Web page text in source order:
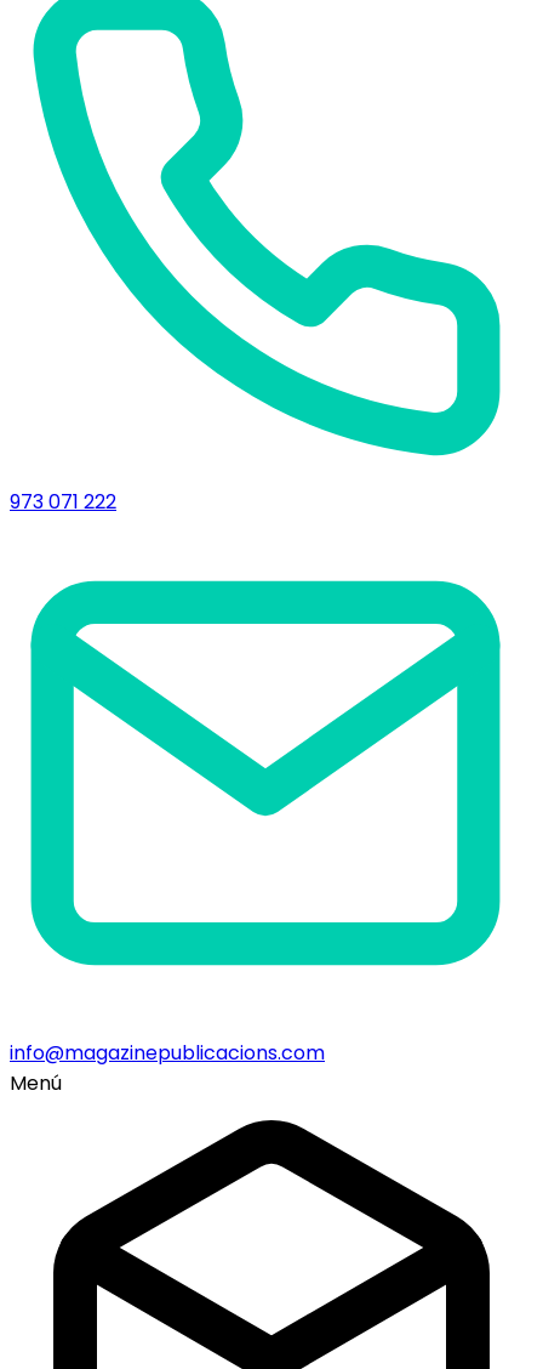
973 071 222
info@magazinepublicacions.com
Menú